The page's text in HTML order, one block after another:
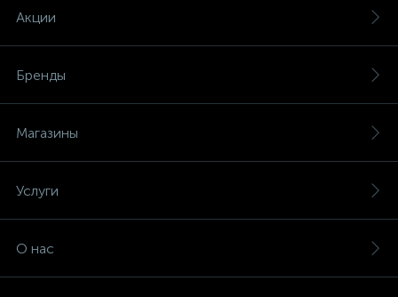
Акции
Бренды
Магазины
Услуги
О нас